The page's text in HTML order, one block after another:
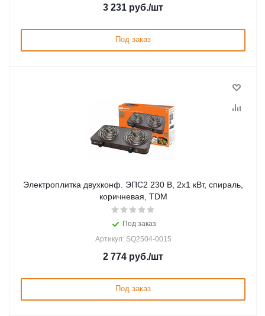
3 231 руб./шт
Под заказ
Электроплитка двухконф. ЭПС2 230 В, 2х1 кВт, спираль,
коричневая, TDM
Под заказ
Артикул: SQ2504-0015
2 774 руб./шт
Под заказ